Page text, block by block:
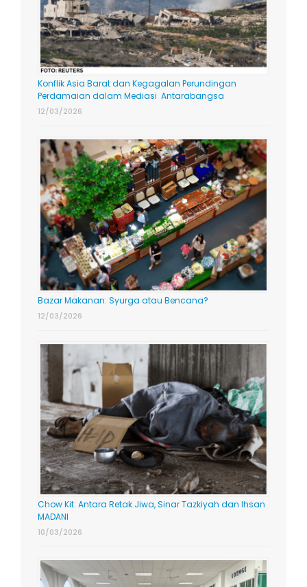
Konflik Asia Barat dan Kegagalan Perundingan
Perdamaian dalam Mediasi Antarabangsa
12/03/2026
Bazar Makanan: Syurga atau Bencana?
12/03/2026
Chow Kit: Antara Retak Jiwa, Sinar Tazkiyah dan Ihsan
MADANI
10/03/2026